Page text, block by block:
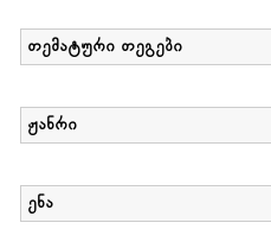
თემატური თეგები
ჟანრი
ენა